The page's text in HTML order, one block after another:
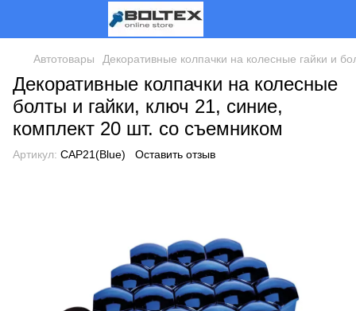
Автотовары Декоративные колпачки на колесные гайки и
Декоративные колпачки на колесные
болты и гайки, ключ 21, синие,
комплект 20 шт. со съемником
Артикул: CAP21(Blue) Оставить отзыв